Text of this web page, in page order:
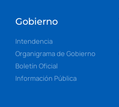
Gobierno
Intendencia
Organigrama de Gobierno
Boletín Oficial
Información Pública